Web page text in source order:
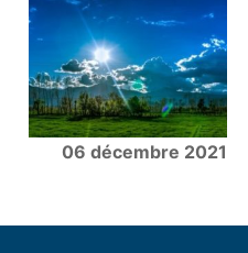
06 décembre 2021